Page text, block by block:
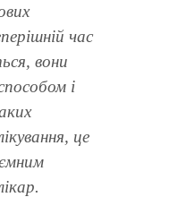
час
вони
і
це